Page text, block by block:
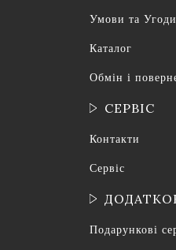
Умови та Угоди
Каталог
Обмін і
СЕРВІС
Контакти
Сервіс
Подарункові